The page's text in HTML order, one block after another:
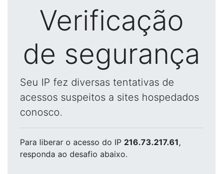
Verificação
de segurança
Seu IP fez diversas tentativas de
acessos suspeitos a sites hospedados
conosco.
Para liberar o acesso do IP 216.73.217.61,
responda ao desafio abaixo.